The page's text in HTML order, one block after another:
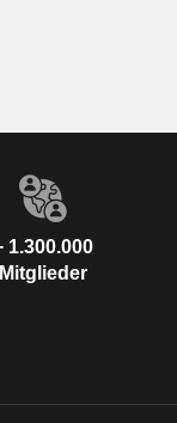
1.300.000
Mitglieder